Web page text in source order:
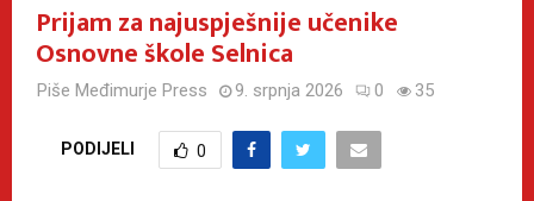
Prijam za najuspješnije učenike
Osnovne škole Selnica
Piše Međimurje Press 9. srpnja 2026 0 35
PODIJELI 0